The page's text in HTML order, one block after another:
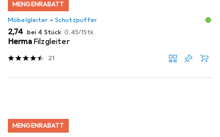
MENGENRABATT
Möbelgleiter + Schutzpuffer
EUR
2,74 bei 4 Stück EUR
0,45/1Stk.
Herma Filzgleiter
21
MENGENRABATT